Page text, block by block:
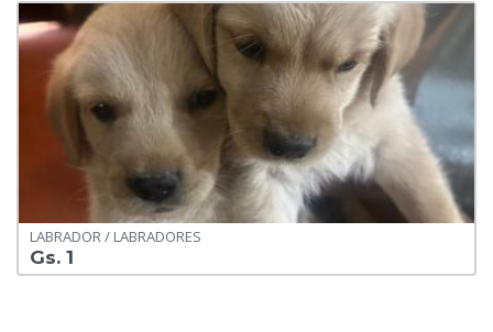
LABRADOR / LABRADORES
Gs. 1